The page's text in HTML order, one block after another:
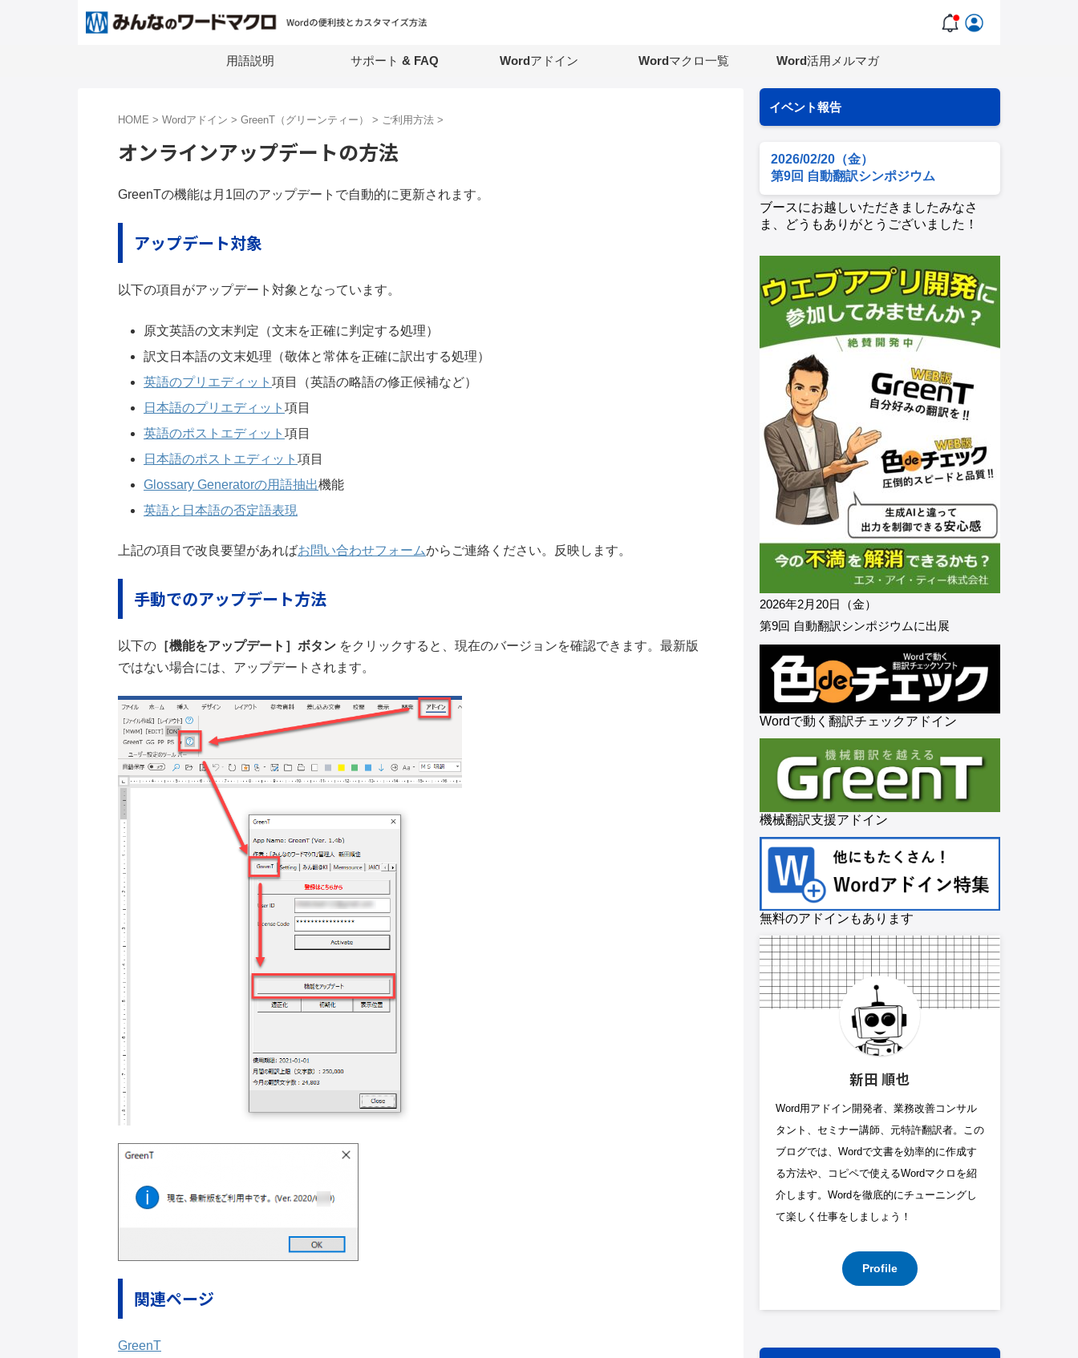
用語説明 サポート & FAQ Wordアドイン Wordマクロ一覧 Word活用メルマガ
HOME > Wordアドイン > GreenT（グリーンティー） > ご利用方法 >
オンラインアップデートの方法
GreenTの機能は月1回のアップデートで自動的に更新されます。
アップデート対象
以下の項目がアップデート対象となっています。
原文英語の文末判定（文末を正確に判定する処理）
訳文日本語の文末処理（敬体と常体を正確に訳出する処理）
英語のプリエディット 項目（英語の略語の修正候補など）
日本語のプリエディット 項目
英語のポストエディット 項目
日本語のポストエディット 項目
Glossary Generatorの用語抽出機能
英語と日本語の否定語表現
上記の項目で改良要望があればお問い合わせフォームからご連絡ください。反映します。
手動でのアップデート方法
以下の ［機能をアップデート］ボタン をクリックすると、現在のバージョンを確認できます。最新版
ではない場合には、アップデートされます。
関連ページ
GreenT
イベント報告
2026/02/20（金）
第9回 自動翻訳シンポジウム
ブースにお越しいただきましたみなさ
ま、どうもありがとうございました！
2026年2月20日（金）
第9回 自動翻訳シンポジウムに出展
Wordで動く翻訳チェックアドイン
機械翻訳支援アドイン
無料のアドインもあります
新田 順也
Word用アドイン開発者、業務改善コンサル
タント、セミナー講師、元特許翻訳者。この
ブログでは、Wordで文書を効率的に作成す
る方法や、コピペで使えるWordマクロを紹
介します。Wordを徹底的にチューニングし
て楽しく仕事をしましょう！
Profile